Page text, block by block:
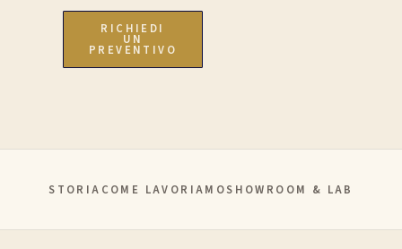
RICHIEDI
UN
PREVENTIVO
STORIA COME LAVORIAMOSHOWROOM & LAB